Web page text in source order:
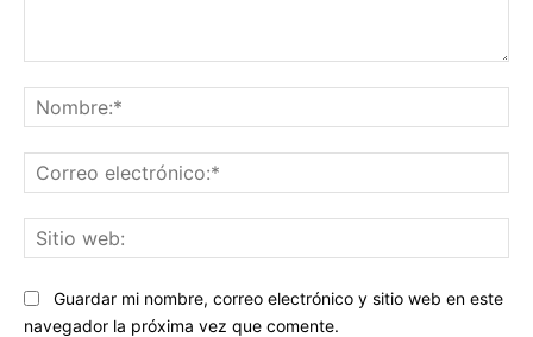
Guardar mi nombre, correo electrónico y sitio web en este
navegador la próxima vez que comente.